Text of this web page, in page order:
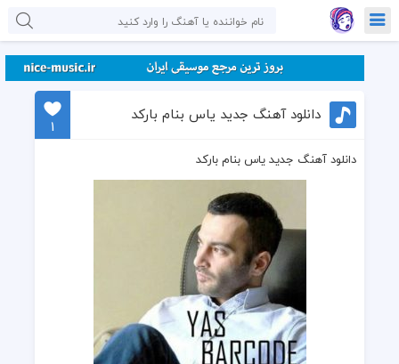
دانلود آهنگ جدید یاس بنام بارکد
1
دانلود آهنگ جدید یاس بنام بارکد